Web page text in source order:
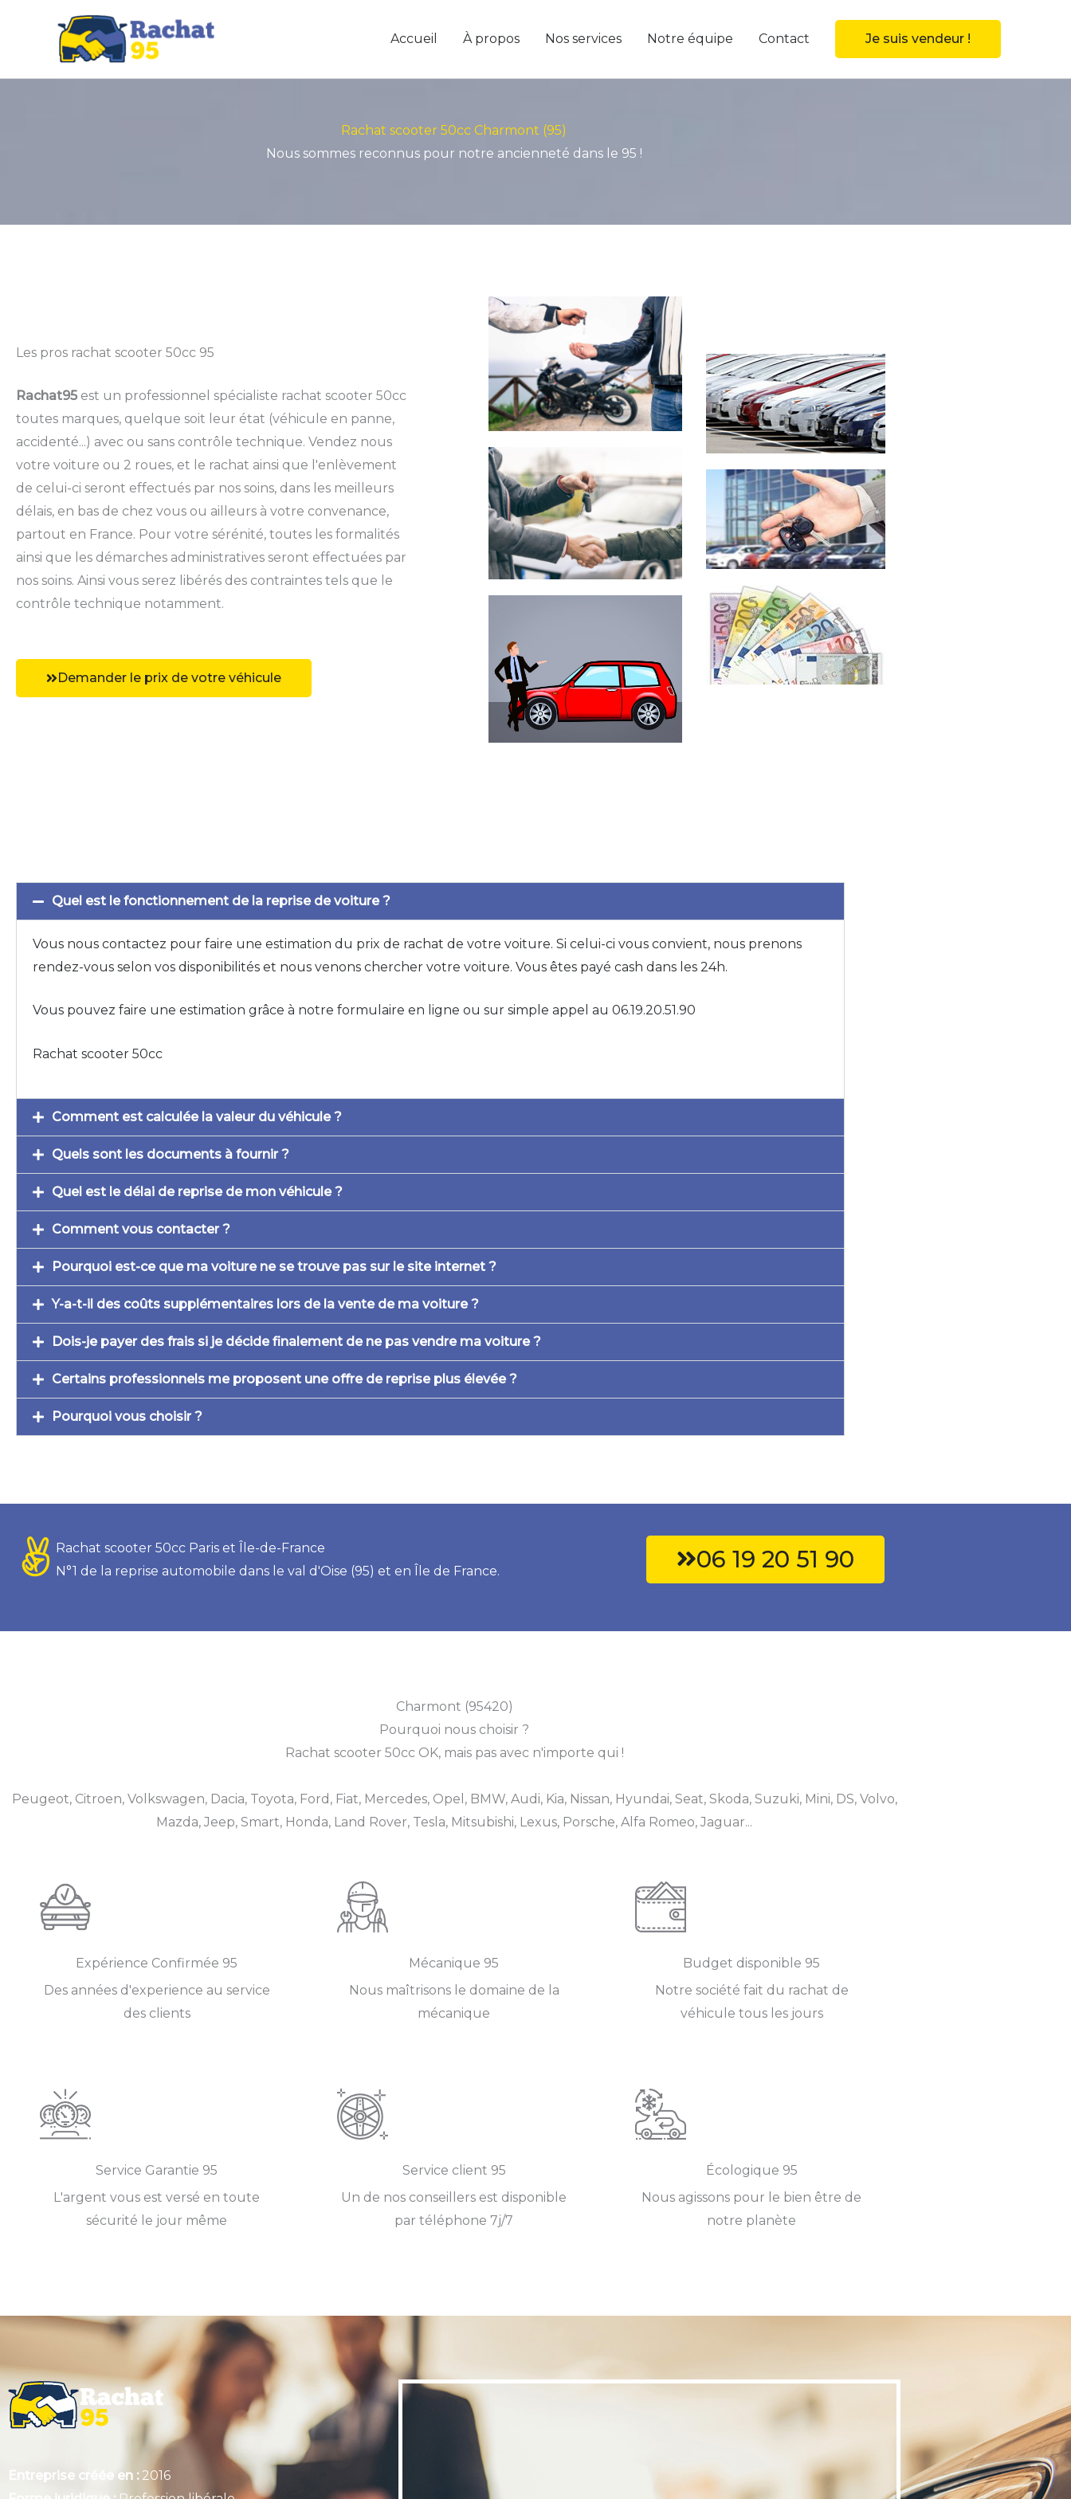
Accueil À propos Nos services Notre équipe Contact Je suis vendeur !
Rachat scooter 50cc Charmont (95)
Nous sommes reconnus pour notre ancienneté dans le 95 !
Les pros rachat scooter 50cc 95
Rachat95 est un professionnel spécialiste rachat scooter 50cc
toutes marques, quelque soit leur état (véhicule en panne,
accidenté...) avec ou sans contrôle technique. Vendez nous
votre voiture ou 2 roues, et le rachat ainsi que l'enlèvement
de celui-ci seront effectués par nos soins, dans les meilleurs
délais, en bas de chez vous ou ailleurs à votre convenance,
partout en France. Pour votre sérénité, toutes les formalités
ainsi que les démarches administratives seront effectuées par
nos soins. Ainsi vous serez libérés des contraintes tels que le
contrôle technique notamment.
Demander le prix de votre véhicule
Quel est le fonctionnement de la reprise de voiture ?
Vous nous contactez pour faire une estimation du prix de rachat de votre voiture. Si celui-ci vous convient, nous prenons
rendez-vous selon vos disponibilités et nous venons chercher votre voiture. Vous êtes payé cash dans les 24h.
Vous pouvez faire une estimation grâce à notre formulaire en ligne ou sur simple appel au 06.19.20.51.90
Rachat scooter 50cc
Comment est calculée la valeur du véhicule ?
Quels sont les documents à fournir ?
Quel est le délai de reprise de mon véhicule ?
Comment vous contacter ?
Pourquoi est-ce que ma voiture ne se trouve pas sur le site internet ?
Y-a-t-il des coûts supplémentaires lors de la vente de ma voiture ?
Dois-je payer des frais si je décide finalement de ne pas vendre ma voiture ?
Certains professionnels me proposent une offre de reprise plus élevée ?
Pourquoi vous choisir ?
Rachat scooter 50cc Paris et Île-de-France
N°1 de la reprise automobile dans le val d'Oise (95) et en Île de France.
06 19 20 51 90
Charmont (95420)
Pourquoi nous choisir ?
Rachat scooter 50cc OK, mais pas avec n'importe qui !
Peugeot, Citroen, Volkswagen, Dacia, Toyota, Ford, Fiat, Mercedes, Opel, BMW, Audi, Kia, Nissan, Hyundai, Seat, Skoda, Suzuki, Mini, DS, Volvo,
Mazda, Jeep, Smart, Honda, Land Rover, Tesla, Mitsubishi, Lexus, Porsche, Alfa Romeo, Jaguar...
Expérience Confirmée​ 95
Des années d'experience au service
des clients​
Mécanique 95
Nous maîtrisons le domaine de la
mécanique
Budget disponible 95
Notre société fait du rachat de
véhicule tous les jours
Service Garantie 95
L'argent vous est versé en toute
sécurité le jour même
Service client 95
Un de nos conseillers est disponible
par téléphone 7j/7
Écologique 95
Nous agissons pour le bien être de
notre planète
Entreprise créée en : 2016